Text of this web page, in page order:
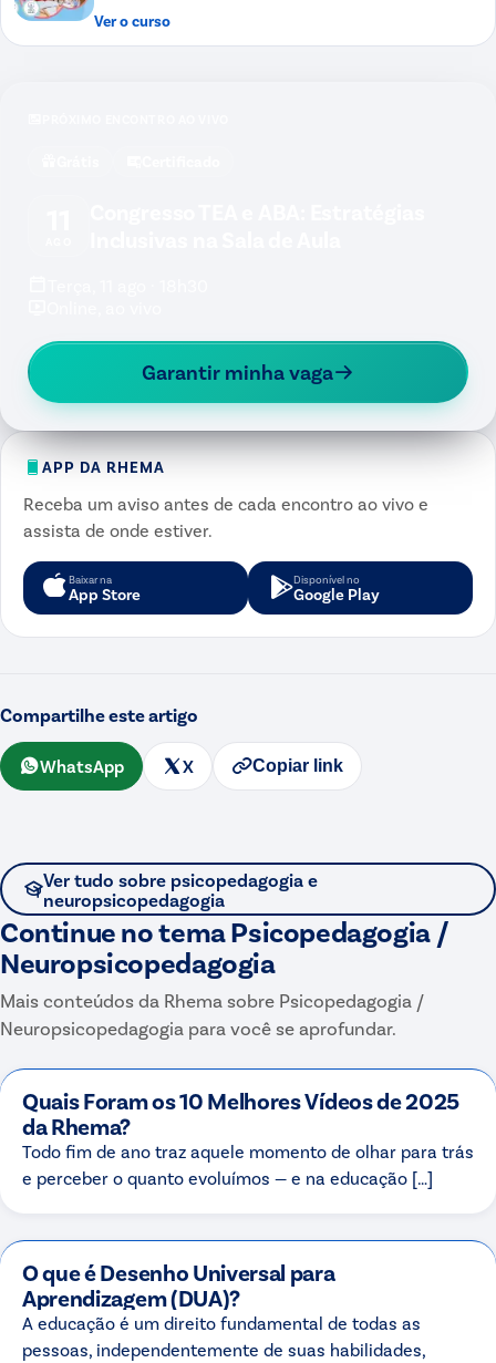
Ver o curso
Garantir minha vaga
APP DA RHEMA
Receba um aviso antes de cada encontro ao vivo e
assista de onde estiver.
Baixar na
App Store
Disponível no
Google Play
Compartilhe este artigo
WhatsApp X Copiar link
Ver tudo sobre psicopedagogia e
neuropsicopedagogia
Continue no temaPsicopedagogia /
Neuropsicopedagogia
Mais conteúdos da Rhema sobre Psicopedagogia /
Neuropsicopedagogia para você se aprofundar.
Quais Foram os 10 Melhores Vídeos de 2025
da Rhema?
Todo fim de ano traz aquele momento de olhar para trás
e perceber o quanto evoluímos — e na educação […]
O que é Desenho Universal para
Aprendizagem (DUA)?
A educação é um direito fundamental de todas as
pessoas, independentemente de suas habilidades,